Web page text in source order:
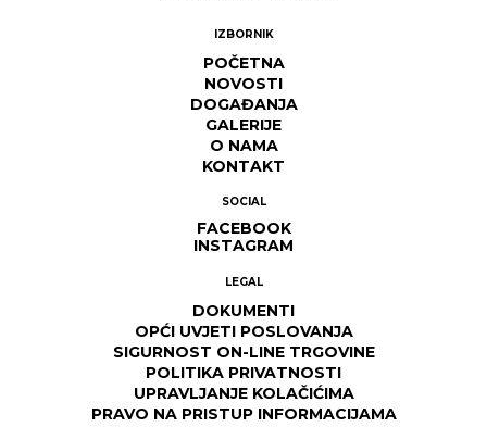
IZBORNIK
POČETNA
NOVOSTI
DOGAĐANJA
GALERIJE
O NAMA
KONTAKT
SOCIAL
FACEBOOK
INSTAGRAM
LEGAL
DOKUMENTI
OPĆI UVJETI POSLOVANJA
SIGURNOST ON-LINE TRGOVINE
POLITIKA PRIVATNOSTI
UPRAVLJANJE KOLAČIĆIMA
PRAVO NA PRISTUP INFORMACIJAMA